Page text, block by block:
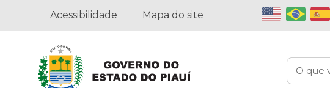
Acessibilidade Mapa do site